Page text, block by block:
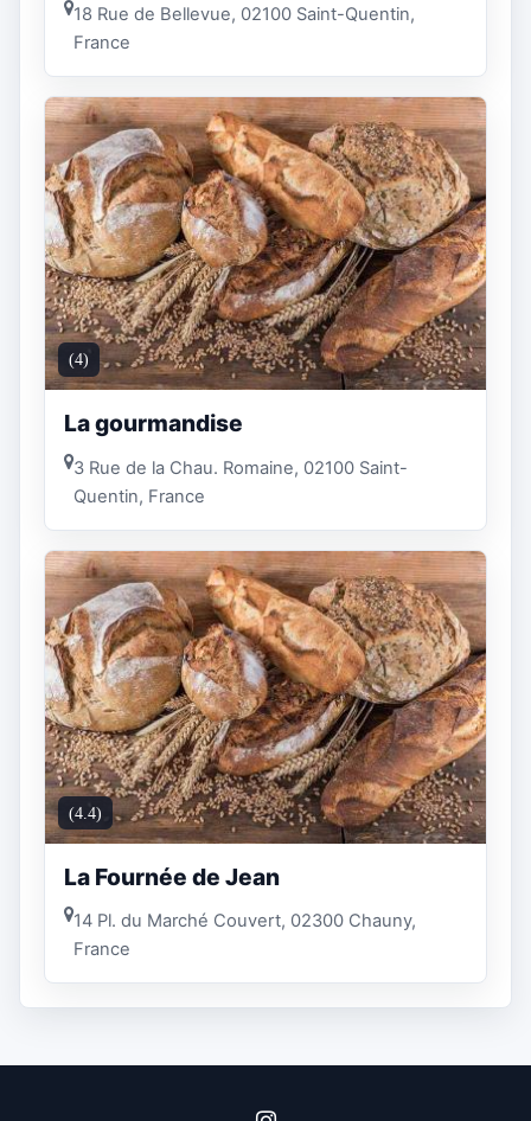
18 Rue de Bellevue, 02100 Saint-Quentin,
France
(4)
La gourmandise
3 Rue de la Chau. Romaine, 02100 Saint-
Quentin, France
(4.4)
La Fournée de Jean
14 Pl. du Marché Couvert, 02300 Chauny,
France